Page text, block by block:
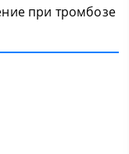
при тромбозе